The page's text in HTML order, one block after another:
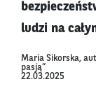
ludzi na
Maria Sikorska,
pasją”
22.03.2025